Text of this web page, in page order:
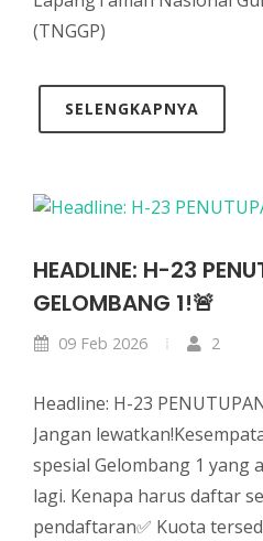
(TNGGP)
SELENGKAPNYA
HEADLINE: H-23
GELOMBANG 1!🚨
09 Feb 2026 2
Headline: H-23
Jangan
spesial Gelombang 1 yang
lagi. Kenapa harus daftar
pendaftaran✅ Kuota